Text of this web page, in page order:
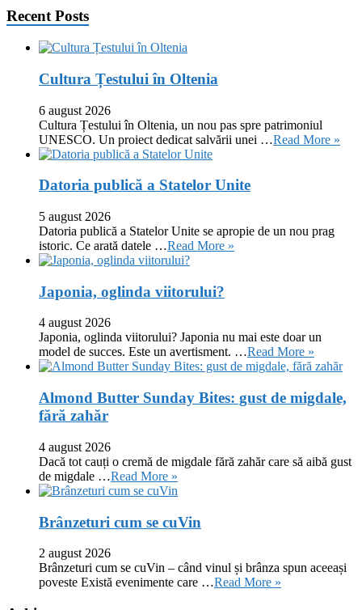
Recent Posts
Cultura Țestului în Oltenia
6 august 2026
Cultura Țestului în Oltenia, un nou pas spre patrimoniul
UNESCO. Un proiect dedicat salvării unei …Read More »
Datoria publică a Statelor Unite
5 august 2026
Datoria publică a Statelor Unite se apropie de un nou prag
istoric. Ce arată datele …Read More »
Japonia, oglinda viitorului?
4 august 2026
Japonia, oglinda viitorului? Japonia nu mai este doar un
model de succes. Este un avertisment. …Read More »
Almond Butter Sunday Bites: gust de migdale,
fără zahăr
4 august 2026
Dacă tot cauți o cremă de migdale fără zahăr care să aibă gust
de migdale …Read More »
Brânzeturi cum se cuVin
2 august 2026
Brânzeturi cum se cuVin – când vinul și brânza spun aceeași
poveste Există evenimente care …Read More »